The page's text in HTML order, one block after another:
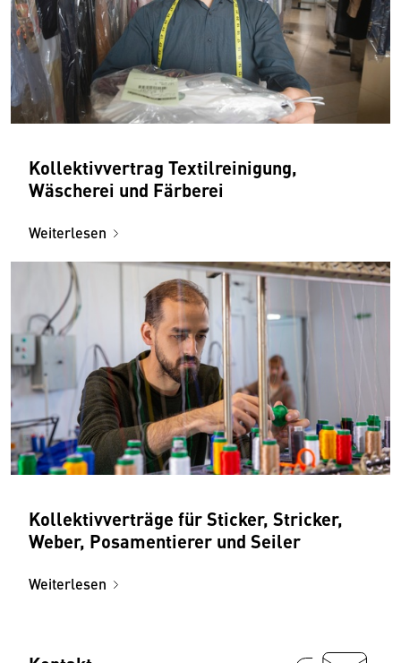
Kollektivvertrag Textilreinigung,
Wäscherei und Färberei
Weiterlesen
Kollektivverträge für Sticker, Stricker,
Weber, Posamentierer und Seiler
Weiterlesen